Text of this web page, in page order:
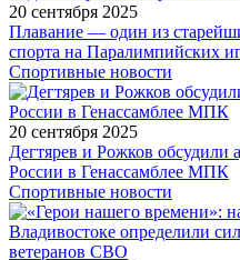
20 сентября 2025
Плавание — один из
спорта на Паралимпийских
Спортивные новости
20 сентября 2025
Дегтярев и Рожков обсудили
России в Генассамблее МПК
Спортивные новости